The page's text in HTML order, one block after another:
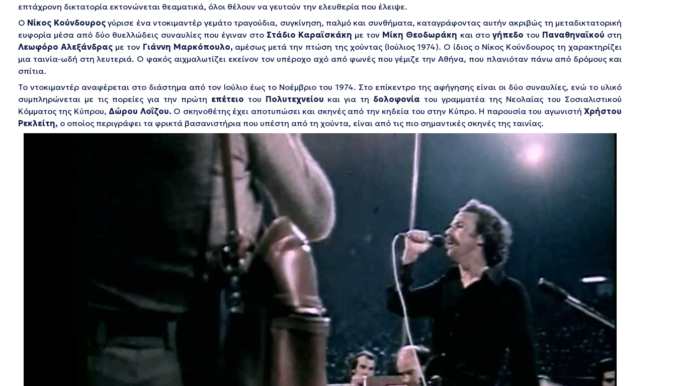
επτάχρονη δικτατορία εκτονώνεται θεαματικά, όλοι θέλουν να γευτούν την ελευθερία που έλειψε.
Ο Νίκος Κούνδουροςγύρισε ένα ντοκιμαντέρ γεμάτο τραγούδια, συγκίνηση, παλμό και συνθήματα, καταγράφοντας αυτήν ακριβώς τη μεταδικτατορική
ευφορία μέσα από δύο θυελλώδεις συναυλίες που έγιναν στο Στάδιο Καραϊσκάκη με τον Μίκη Θεοδωράκη και στο γήπεδο του Παναθηναϊκού στη
Λεωφόρο Αλεξάνδραςμε τον Γιάννη Μαρκόπουλο, αμέσως μετά την πτώση της χούντας (Ιούλιος 1974). Ο ίδιος ο Νίκος Κούνδουρος τη χαρακτηρίζει
μια ταινία-ωδή στη λευτεριά. Ο φακός αιχμαλωτίζει εκείνον τον υπέροχο αχό από φωνές που γέμιζε την Αθήνα, που πλανιόταν πάνω από δρόμους και
σπίτια.
Το ντοκιμαντέρ αναφέρεται στο διάστημα από τον Ιούλιο έως το Νοέμβριο του 1974. Στο επίκεντρο της αφήγησης είναι οι δύο συναυλίες, ενώ το υλικό
συμπληρώνεται με τις πορείες για την πρώτη επέτειο του Πολυτεχνείου και για τη δολοφονία του γραμματέα της Νεολαίας του Σοσιαλιστικού
Κόμματος της Κύπρου, Δώρου Λοΐζου. Ο σκηνοθέτης έχει αποτυπώσει και σκηνές από την κηδεία του στην Κύπρο. Η παρουσία του αγωνιστήΧρήστου
Ρεκλείτη, ο οποίος περιγράφει τα φρικτά βασανιστήρια που υπέστη από τη χούντα, είναι από τις πιο σημαντικές σκηνές της ταινίας.